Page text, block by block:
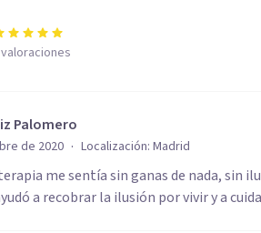
valoraciones
Palomero
de 2020 · Localización: Madrid
me sentía sin ganas de nada, sin
a recobrar la ilusión por vivir y a